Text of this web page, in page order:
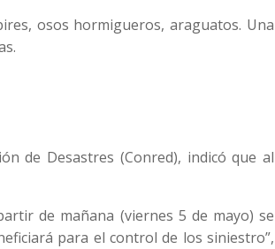
osos hormigueros, araguatos. Una
de Desastres (Conred), indicó que al
de mañana (viernes 5 de mayo) se
para el control de los siniestro”,